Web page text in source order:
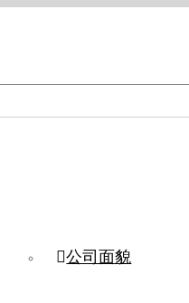
公司面貌